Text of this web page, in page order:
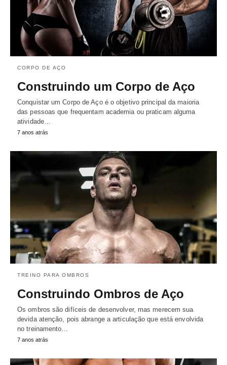
CORPO DE AÇO
Construindo um Corpo de Aço
Conquistar um Corpo de Aço é o objetivo principal da maioria
das pessoas que frequentam academia ou praticam alguma
atividade…
7 anos atrás
TREINO PARA OMBROS
Construindo Ombros de Aço
Os ombros são difíceis de desenvolver, mas merecem sua
devida atenção, pois abrange a articulação que está envolvida
no treinamento…
7 anos atrás